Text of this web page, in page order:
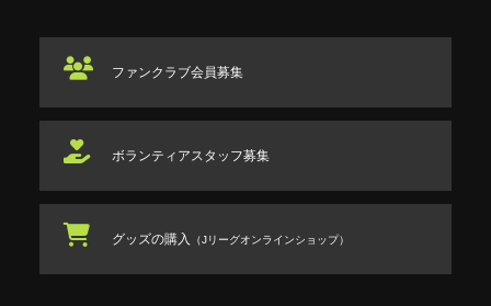
ファンクラブ会員募集
ボランティアスタッフ募集
グッズの購入 （Jリーグオンラインショップ）